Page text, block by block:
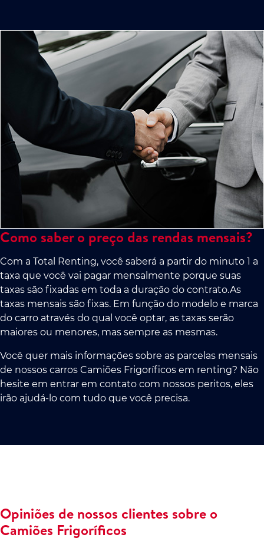
Como saber o preço das rendas mensais?
Com a Total Renting, você saberá a partir do minuto 1 a
taxa que você vai pagar mensalmente porque suas
taxas são fixadas em toda a duração do contrato.As
taxas mensais são fixas. Em função do modelo e marca
do carro através do qual você optar, as taxas serão
maiores ou menores, mas sempre as mesmas.
Você quer mais informações sobre as parcelas mensais
de nossos carros Camiões Frigoríficos em renting? Não
hesite em entrar em contato com nossos peritos, eles
irão ajudá-lo com tudo que você precisa.
Opiniões de nossos clientes sobre o
Camiões Frigoríficos